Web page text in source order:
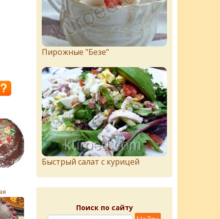
Пирожныe "Бeзe"
Быстрый салат с курицей
Поиск по сайту